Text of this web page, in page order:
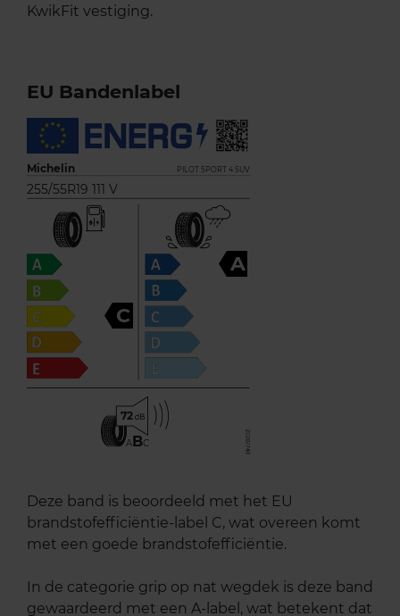
KwikFit vestiging.
EU Bandenlabel
Michelin PILOT SPORT 4 SUV
255/55R19 111 V
C
A
72
ABC
Deze band is beoordeeld met het EU
brandstofefficiëntie-label C, wat overeen komt
met een goede brandstofefficiëntie.
In de categorie grip op nat wegdek is deze band
gewaardeerd met een A-label, wat betekent dat